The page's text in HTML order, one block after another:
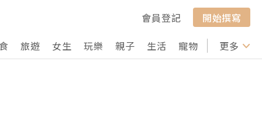
會員登記
開始撰寫
旅遊 女生 玩樂 親子 生活 寵物 行山 打卡
更多